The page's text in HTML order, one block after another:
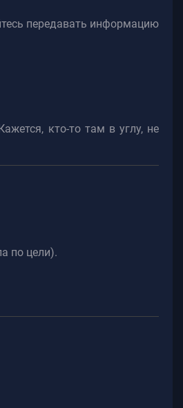
передавать информацию
кто-то там в углу, не
по цели).